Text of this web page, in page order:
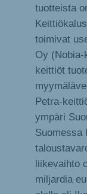
tuotteista
toimivat
Oy
keittiöt
Petra-
ympäri
Suomessa
liikevaihto
miljardia